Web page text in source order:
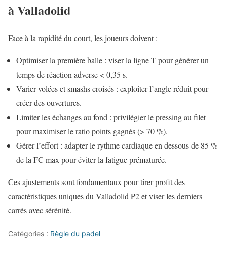
à Valladolid
Face à la rapidité du court, les joueurs doivent :
Optimiser la première balle : viser la ligne T pour générer un
temps de réaction adverse < 0,35 s.
Varier volées et smashs croisés : exploiter l’angle réduit pour
créer des ouvertures.
Limiter les échanges au fond : privilégier le pressing au filet
pour maximiser le ratio points gagnés (> 70 %).
Gérer l’effort : adapter le rythme cardiaque en dessous de 85 %
de la FC max pour éviter la fatigue prématurée.
Ces ajustements sont fondamentaux pour tirer profit des
caractéristiques uniques du Valladolid P2 et viser les derniers
carrés avec sérénité.
Catégories : Règle du padel